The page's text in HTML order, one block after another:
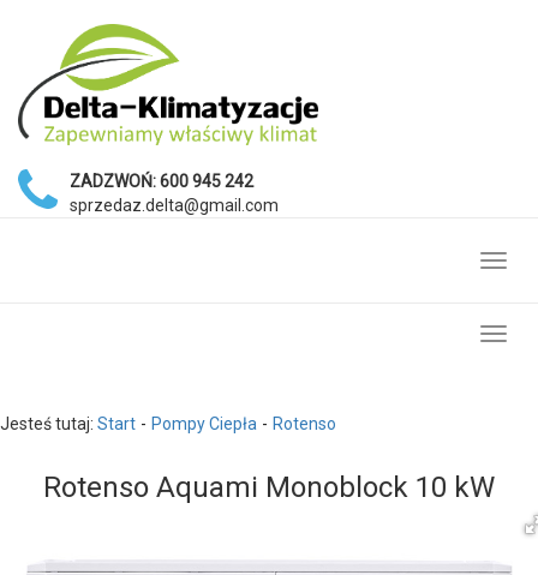
ZADZWOŃ:600 945 242
sprzedaz.delta@gmail.com
Jesteś tutaj: Start Pompy Ciepła Rotenso
Rotenso Aquami Monoblock 10 kW